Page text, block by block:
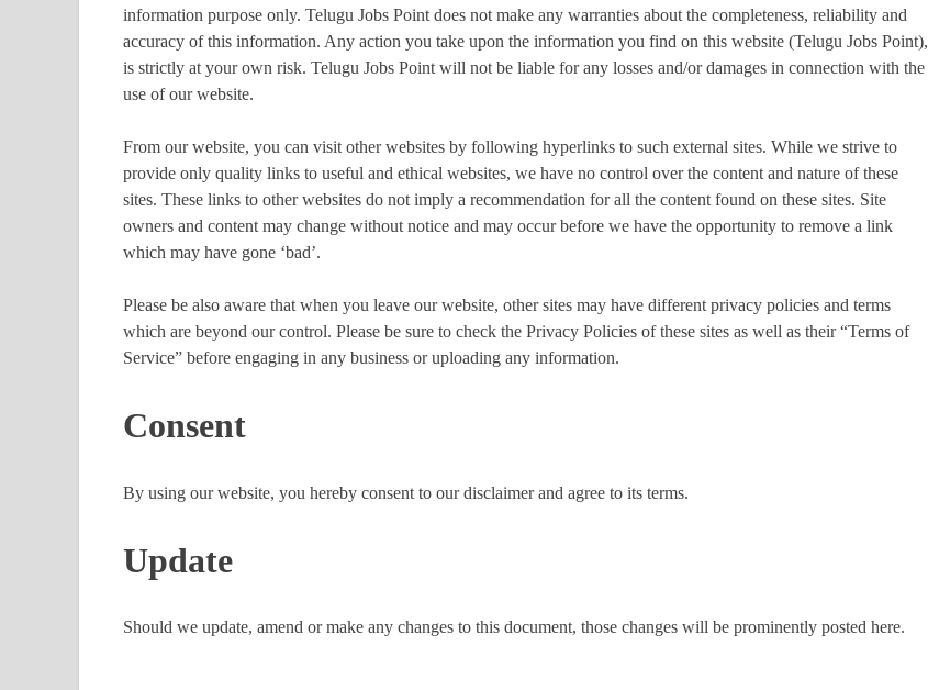
information purpose only. Telugu Jobs Point does not make any warranties about the completeness, reliability and
accuracy of this information. Any action you take upon the information you find on this website (Telugu Jobs Point),
is strictly at your own risk. Telugu Jobs Point will not be liable for any losses and/or damages in connection with the
use of our website.
From our website, you can visit other websites by following hyperlinks to such external sites. While we strive to
provide only quality links to useful and ethical websites, we have no control over the content and nature of these
sites. These links to other websites do not imply a recommendation for all the content found on these sites. Site
owners and content may change without notice and may occur before we have the opportunity to remove a link
which may have gone ‘bad’.
Please be also aware that when you leave our website, other sites may have different privacy policies and terms
which are beyond our control. Please be sure to check the Privacy Policies of these sites as well as their “Terms of
Service” before engaging in any business or uploading any information.
Consent
By using our website, you hereby consent to our disclaimer and agree to its terms.
Update
Should we update, amend or make any changes to this document, those changes will be prominently posted here.